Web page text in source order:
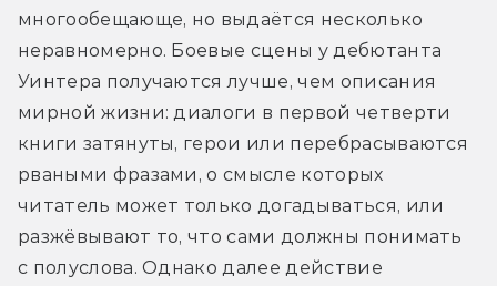
многообещающе, но выдаётся несколько
неравномерно. Боевые сцены у дебютанта
Уинтера получаются лучше, чем описания
мирной жизни: диалоги в первой четверти
книги затянуты, герои или перебрасываются
рваными фразами, о смысле которых
читатель может только догадываться, или
разжёвывают то, что сами должны понимать
с полуслова. Однако далее действие